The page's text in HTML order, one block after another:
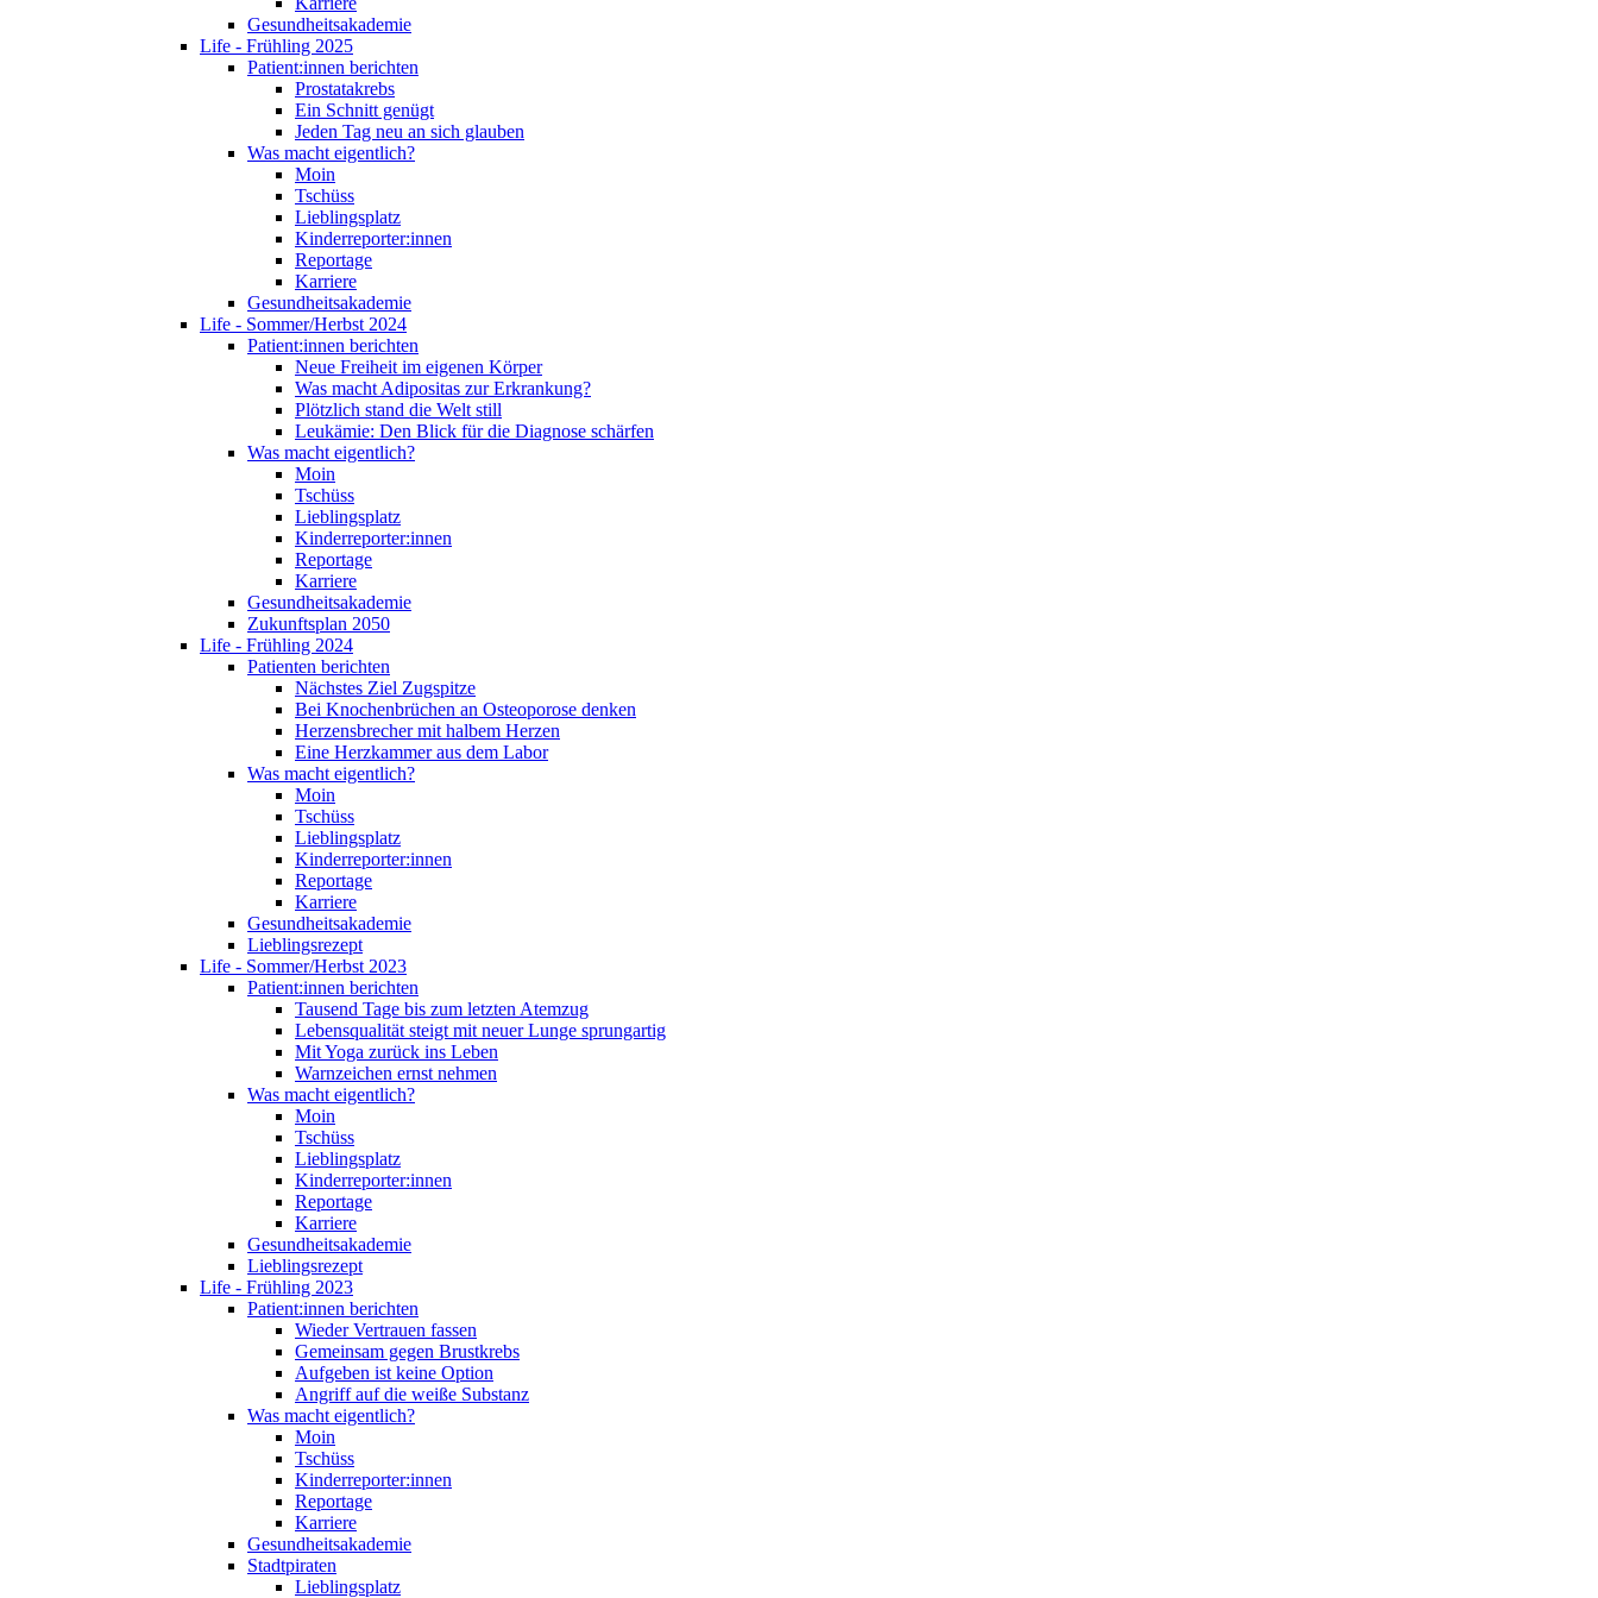
Gesundheitsakademie
Life - Frühling 2025
Patient:innen berichten
Prostatakrebs
Ein Schnitt genügt
Jeden Tag neu an sich glauben
Was macht eigentlich?
Moin
Tschüss
Lieblingsplatz
Kinderreporter:innen
Reportage
Karriere
Gesundheitsakademie
Life - Sommer/Herbst 2024
Patient:innen berichten
Neue Freiheit im eigenen Körper
Was macht Adipositas zur Erkrankung?
Plötzlich stand die Welt still
Leukämie: Den Blick für die Diagnose schärfen
Was macht eigentlich?
Moin
Tschüss
Lieblingsplatz
Kinderreporter:innen
Reportage
Karriere
Gesundheitsakademie
Zukunftsplan 2050
Life - Frühling 2024
Patienten berichten
Nächstes Ziel Zugspitze
Bei Knochenbrüchen an Osteoporose denken
Herzensbrecher mit halbem Herzen
Eine Herzkammer aus dem Labor
Was macht eigentlich?
Moin
Tschüss
Lieblingsplatz
Kinderreporter:innen
Reportage
Karriere
Gesundheitsakademie
Lieblingsrezept
Life - Sommer/Herbst 2023
Patient:innen berichten
Tausend Tage bis zum letzten Atemzug
Lebensqualität steigt mit neuer Lunge sprungartig
Mit Yoga zurück ins Leben
Warnzeichen ernst nehmen
Was macht eigentlich?
Moin
Tschüss
Lieblingsplatz
Kinderreporter:innen
Reportage
Karriere
Gesundheitsakademie
Lieblingsrezept
Life - Frühling 2023
Patient:innen berichten
Wieder Vertrauen fassen
Gemeinsam gegen Brustkrebs
Aufgeben ist keine Option
Angriff auf die weiße Substanz
Was macht eigentlich?
Moin
Tschüss
Kinderreporter:innen
Reportage
Karriere
Gesundheitsakademie
Stadtpiraten
Lieblingsplatz